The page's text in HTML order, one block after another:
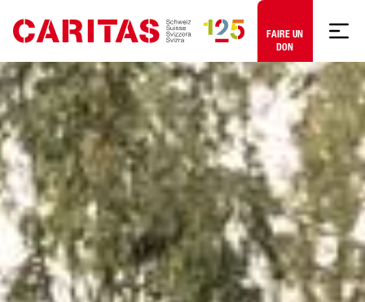
Aller au contenu
FAIRE UN
DON